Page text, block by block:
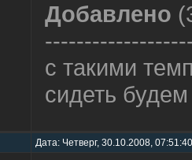
Добавлено
с такими
сидеть
Дата: Четверг, 30.10.2008,